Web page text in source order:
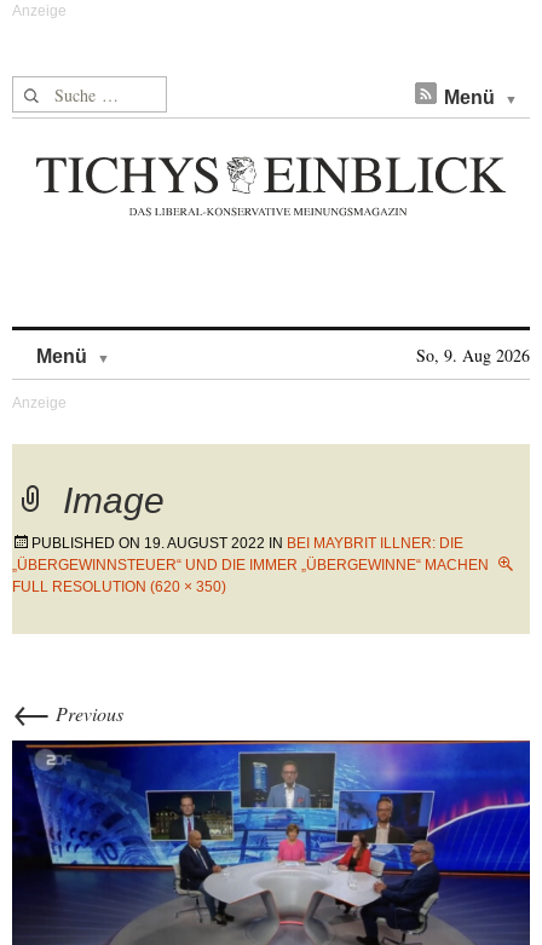
Suche nach: Menü
Menü So, 9. Aug 2026
Image
PUBLISHED ON 19. AUGUST 2022 IN BEI MAYBRIT ILLNER: DIE
„ÜBERGEWINNSTEUER“ UND DIE IMMER „ÜBERGEWINNE“ MACHEN
FULL RESOLUTION (620 × 350)
← Previous